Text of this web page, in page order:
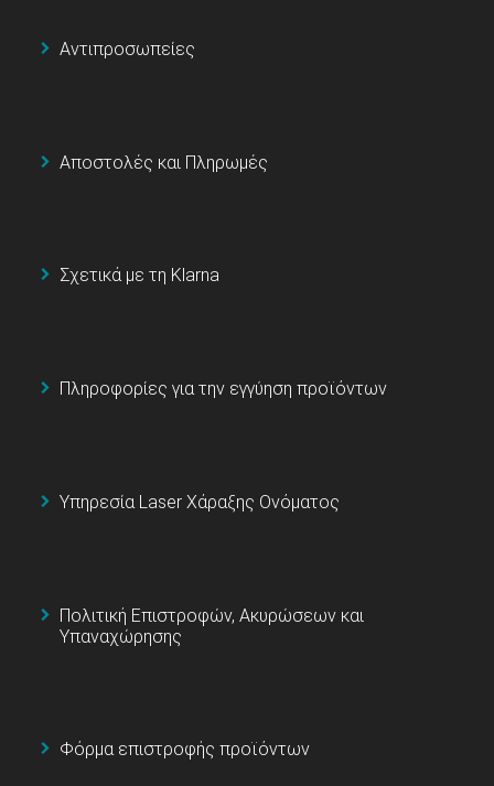
Αντιπροσωπείες
Αποστολές και Πληρωμές
Σχετικά με τη Klarna
Πληροφορίες για την εγγύηση προϊόντων
Υπηρεσία Laser Χάραξης Ονόματος
Πολιτική Επιστροφών, Ακυρώσεων και
Υπαναχώρησης
Φόρμα επιστροφής προϊόντων